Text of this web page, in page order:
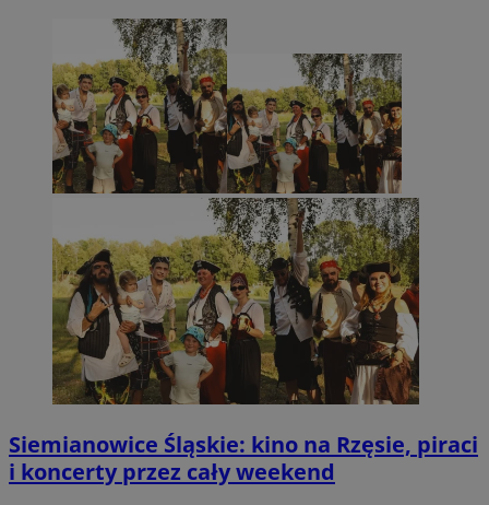
Siemianowice Śląskie: kino na Rzęsie, piraci
i koncerty przez cały weekend